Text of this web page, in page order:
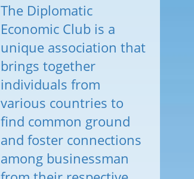
The Diplomatic
Economic Club is a
unique association that
brings together
individuals from
various countries to
find common ground
and foster connections
among businessman